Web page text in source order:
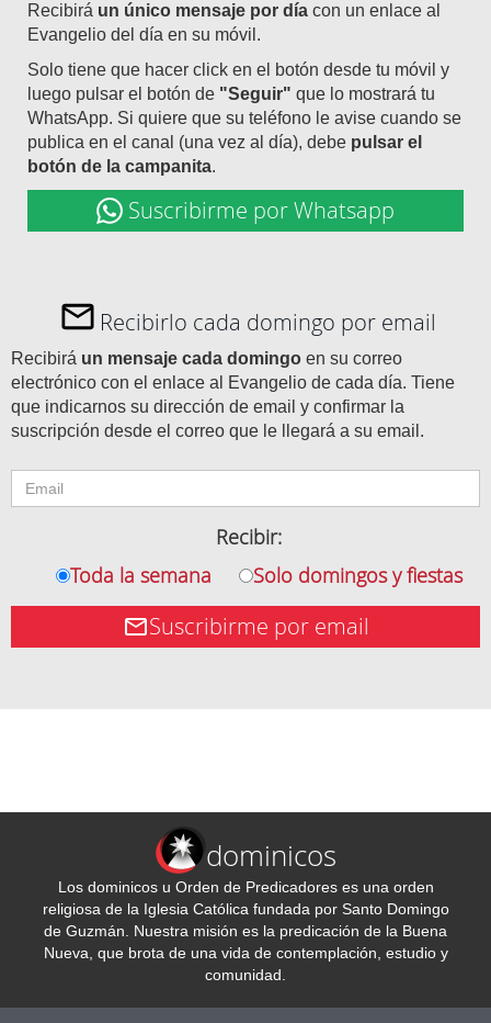
Recibirá un único mensaje por día con un enlace al
Evangelio del día en su móvil.
Solo tiene que hacer click en el botón desde tu móvil y
luego pulsar el botón de "Seguir" que lo mostrará tu
WhatsApp. Si quiere que su teléfono le avise cuando se
publica en el canal (una vez al día), debe pulsar el
botón de la campanita.
Suscribirme por Whatsapp
Recibirlo cada domingo por email
Recibirá un mensaje cada domingo en su correo
electrónico con el enlace al Evangelio de cada día. Tiene
que indicarnos su dirección de email y confirmar la
suscripción desde el correo que le llegará a su email.
Recibir:
Toda la semana
Solo domingos y fiestas
Suscribirme por email
dominicos
Los dominicos u Orden de Predicadores es una orden
religiosa de la Iglesia Católica fundada por Santo Domingo
de Guzmán. Nuestra misión es la predicación de la Buena
Nueva, que brota de una vida de contemplación, estudio y
comunidad.